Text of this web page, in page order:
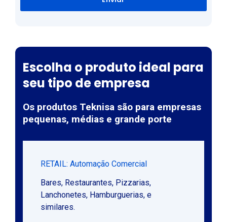
Escolha o produto ideal para
seu tipo de empresa
Os produtos Teknisa são para empresas
pequenas, médias e grande porte
RETAIL: Automação Comercial
Bares, Restaurantes, Pizzarias,
Lanchonetes, Hamburguerias, e
similares.